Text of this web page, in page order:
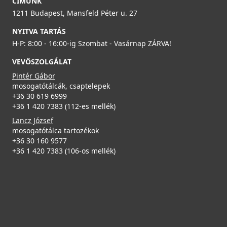
ELLECI - Csaptelep Cloud G51
MGKCLO51
ELLECI - ACI01307 Edényszárító kosár fém univerzális -
Kifutó termék!
ACI01307
Részletek
1211 Budapest, Mansfeld Péter u. 27
NYITVA TARTÁS
H-P: 8:00 - 16:00-ig Szombat - Vasárnap ZÁRVA!
VEVŐSZOLGÁLAT
Pintér Gábor
mosogatótálcák, csaptelepek
+36 30 619 6999
+36 1 420 7383 (112-es mellék)
Lancz József
mosogatótálca tartozékok
+36 30 160 9577
+36 1 420 7383 (106-os mellék)